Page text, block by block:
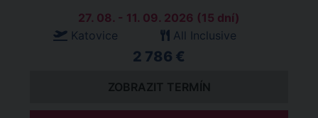
27. 08. - 11. 09. 2026 (15 dní)
Katovice
All Inclusive
2 786 €
ZOBRAZIT TERMÍN